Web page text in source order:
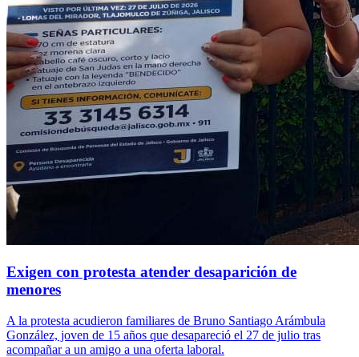
Exigen con protesta atender desaparición de
menores
A la protesta acudieron familiares de Bruno Santiago Arámbula
González, joven de 15 años que desapareció el 27 de julio tras
acompañar a un amigo a una oferta laboral.